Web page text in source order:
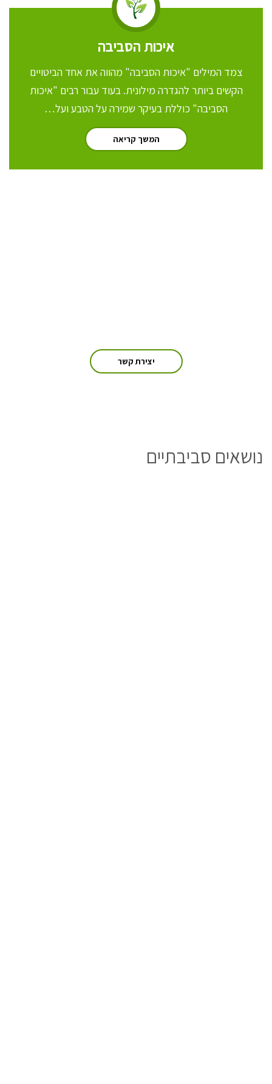
איכות הסביבה
צמד המילים "איכות הסביבה" מהווה את אחד הביטויים
הקשים ביותר להגדרה מילונית. בעוד עבור רבים "איכות
הסביבה" כוללת בעיקר שמירה על הטבע ועל…
המשך קריאה
יצירת קשר
נושאים סביבתיים